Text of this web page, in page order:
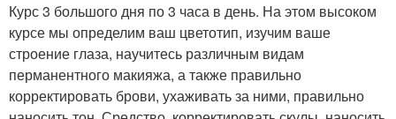
Курс 3 большого дня по 3 часа в день. На этом высоком
курсе мы определим ваш цветотип, изучим ваше
строение глаза, научитесь различным видам
перманентного макияжа, а также правильно
корректировать брови, ухаживать за ними, правильно